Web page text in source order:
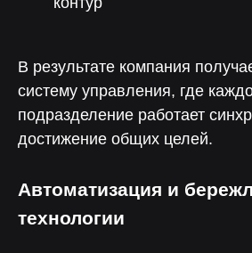
В результате компания
систему управления, где
подразделение работает
достижение общих целей.
Автоматизация и
технологии